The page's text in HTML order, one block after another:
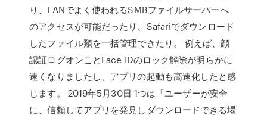
り、LANでよく使われるSMBファイルサーバーへ
のアクセスが可能だったり、Safariでダウンロード
したファイル類を一括管理できたり。 例えば、顔
認証ログオンことFace IDのロック解除が明らかに
速くなりましたし、アプリの起動も高速化したと感
じます。 2019年5月30日 1つは「ユーザーが安全
に、信頼してアプリを発見しダウンロードできる場